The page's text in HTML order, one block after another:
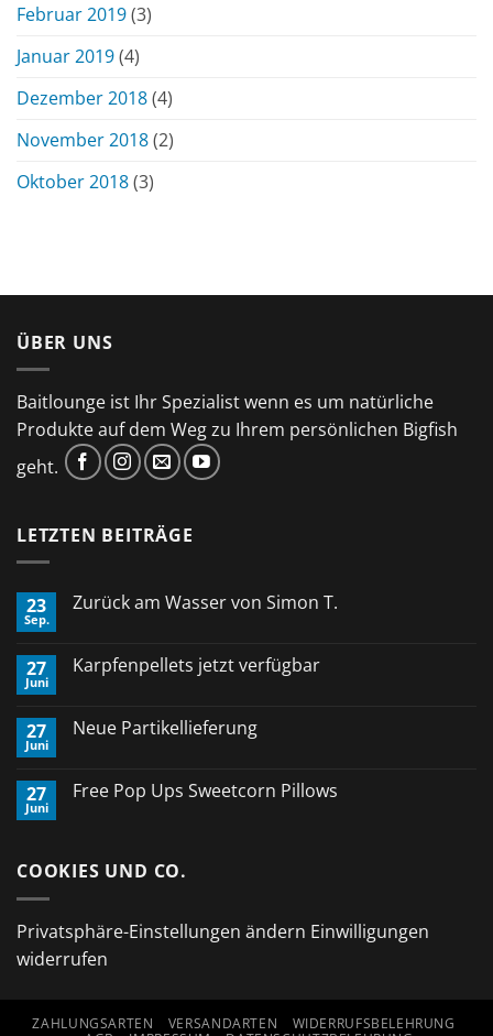
Februar 2019(3)
Januar 2019(4)
Dezember 2018(4)
November 2018(2)
Oktober 2018(3)
ÜBER UNS
Baitlounge ist Ihr Spezialist wenn es um natürliche
Produkte auf dem Weg zu Ihrem persönlichen Bigfish
geht.
LETZTEN BEITRÄGE
23
Sep.
Zurück am Wasser von Simon T.
Zurück
Simon
T.
27
Juni
Karpfenpellets jetzt verfügbar
Karpfenpellets
27
Juni
Neue Partikellieferung
Neue
27
Juni
Free Pop Ups Sweetcorn Pillows
Pop
COOKIES UND CO.
Privatsphäre-Einstellungen ändern Einwilligungen
widerrufen
ZAHLUNGSARTEN VERSANDARTEN
WIDERRUFSBELEHRUNG